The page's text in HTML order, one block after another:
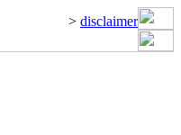
> disclaimer